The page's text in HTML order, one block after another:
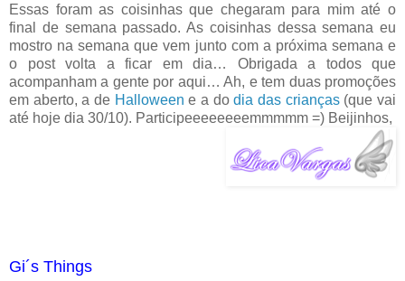
Essas foram as coisinhas que chegaram para mim até o
final de semana passado. As coisinhas dessa semana eu
mostro na semana que vem junto com a próxima semana e
o post volta a ficar em dia… Obrigada a todos que
acompanham a gente por aqui… Ah, e tem duas promoções
em aberto, a de Halloween e a dodia das crianças(que vai
até hoje dia 30/10). Participeeeeeeeemmmmm =) Beijinhos,
Gi´s Things